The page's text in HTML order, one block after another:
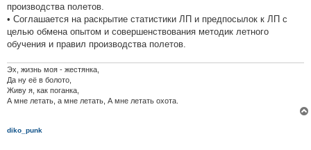
производства полетов.
• Соглашается на раскрытие статистики ЛП и предпосылок к ЛП с
целью обмена опытом и совершенствования методик летного
обучения и правил производства полетов.
Эх, жизнь моя - жестянка,
Да ну её в болото,
Живу я, как поганка,
А мне летать, а мне летать, А мне летать охота.
diko_punk